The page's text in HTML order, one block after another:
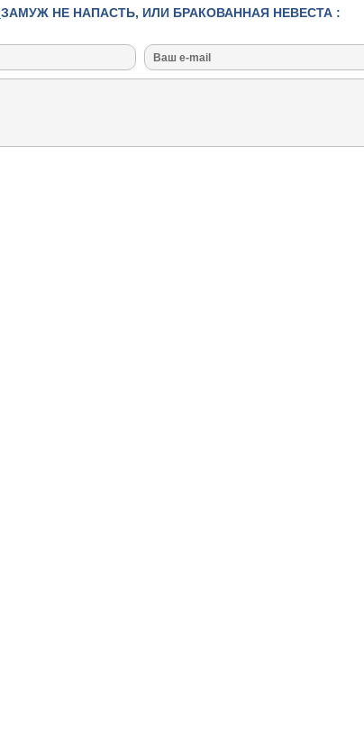
ЗАМУЖ НЕ НАПАСТЬ, ИЛИ БРАКОВАННАЯ НЕВЕСТА :